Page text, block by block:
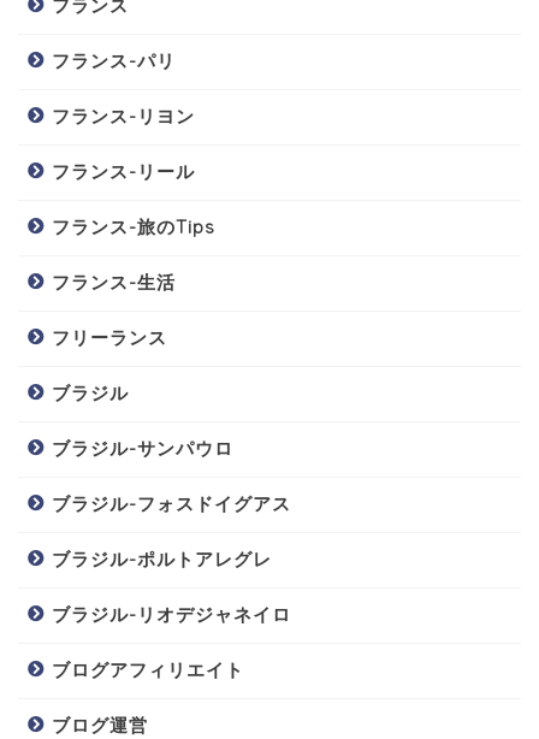
フランス
フランス-パリ
フランス-リヨン
フランス-リール
フランス-旅のTips
フランス-生活
フリーランス
ブラジル
ブラジル-サンパウロ
ブラジル-フォスドイグアス
ブラジル-ポルトアレグレ
ブラジル-リオデジャネイロ
ブログアフィリエイト
ブログ運営